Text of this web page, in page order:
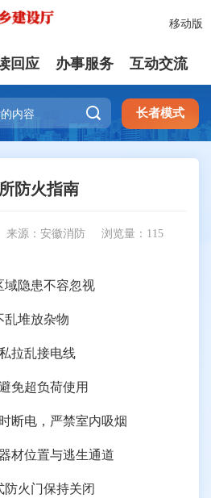
移动版
回应 办事服务 互动交流
 长者模式
防火指南
来源：安徽消防 浏览量： 115
域隐患不容忽视
乱堆放杂物
拉乱接电线
免超负荷使用
断电，严禁室内吸烟
材位置与逃生通道
防火门保持关闭